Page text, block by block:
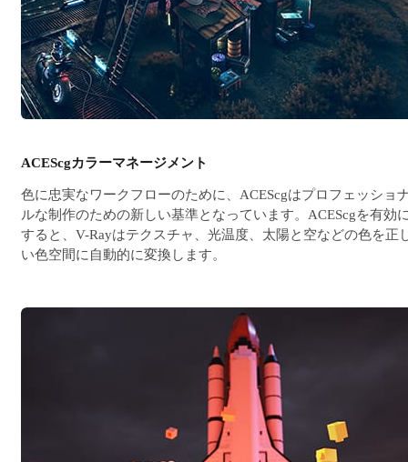
ACEScgカラーマネージメント
色に忠実なワークフローのために、ACEScgはプロフェッショ
ルな制作のための新しい基準となっています。ACEScgを有効
すると、V-Rayはテクスチャ、光温度、太陽と空などの色を正
い色空間に自動的に変換します。